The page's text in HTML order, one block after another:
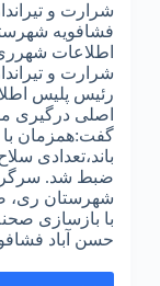
شرارت و
فشافویه
اطلاعات
شرارت و
رئیس پلیس
اصلی درگیری
گفت:همزمان
باند،تعدادی
ضبط شد.
شهرستان ری،
با بازسازی
حسن‌ آباد